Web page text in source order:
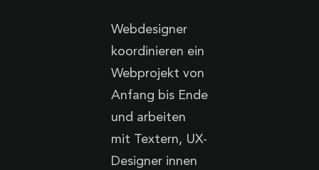
Webdesigner
koordinieren ein
Webprojekt von
Anfang bis Ende
und arbeiten
mit Textern, UX-
Designer innen